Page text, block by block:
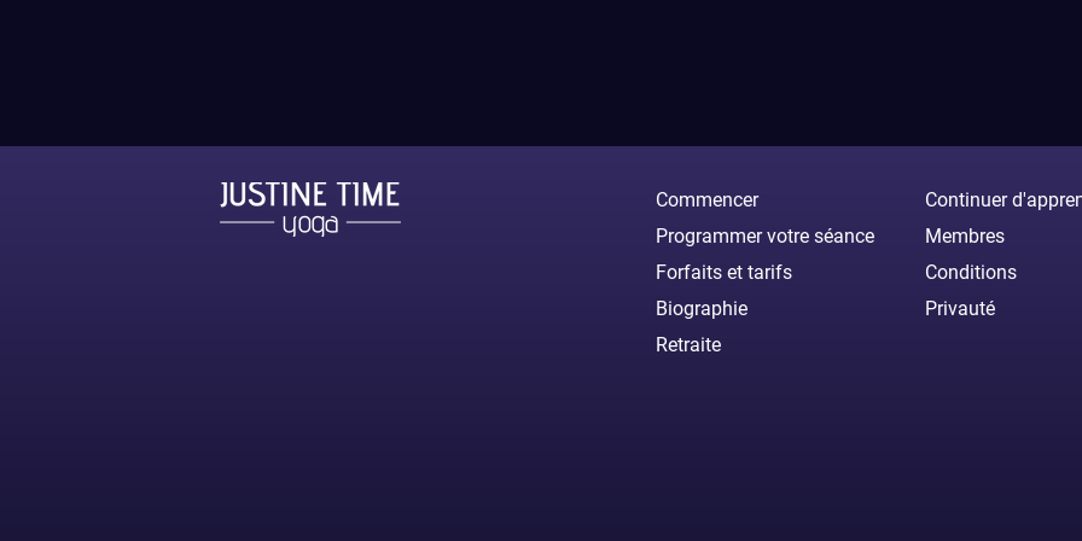
Commencer
Programmer votre séance
Forfaits et tarifs
Biographie
Retraite
Continuer
Membres
Conditions
Privauté